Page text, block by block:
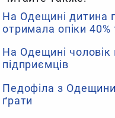
На Одещині дитина
отримала опіки 40%
На Одещині чоловік
підприємців
Педофіла з Одещини
ґрати